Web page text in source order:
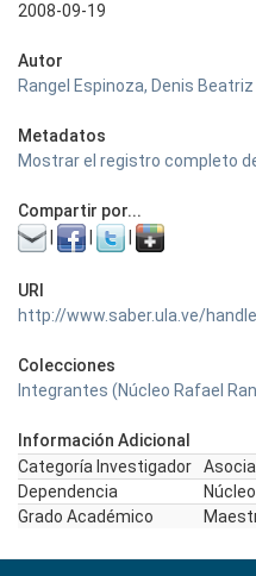
2008-09-19
Autor
Rangel Espinoza, Denis Beatriz
Metadatos
Mostrar el registro completo
Compartir por...
URI
http://www.saber.ula.ve/
Colecciones
Integrantes (Núcleo Rafael
Información Adicional
Categoría Investigador
Dependencia
Grado Académico